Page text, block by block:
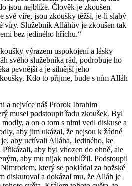
jsou nejblíže. Člověk je zkoušen
své víře, jsou zkoušky těžší, je-li slabý
víry. Služebník Alláhův je zkoušen tak
bez jediného hříchu.“
výrazem uspokojení a lásky
svého služebníka rád, podrobuje ho
pevnější a je silnější jeho
Kdo to přijme, bude s ním Alláh
a nejvíce náš Prorok Ibrahim
musel podstoupit řadu zkoušek. Byl
a on o tom s nimi vedl diskuse a
aby jim ukázal, že nejsou k žádné
aby uctívali Alláha, Jediného, ke
aby byl vhozen do ohně, ale
aby mu nijak neublížil. Podstoupil
který se pokládal za božské
diskutoval a dokázal mu, že Alláh je